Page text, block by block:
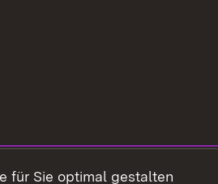
für Sie optimal gestalten